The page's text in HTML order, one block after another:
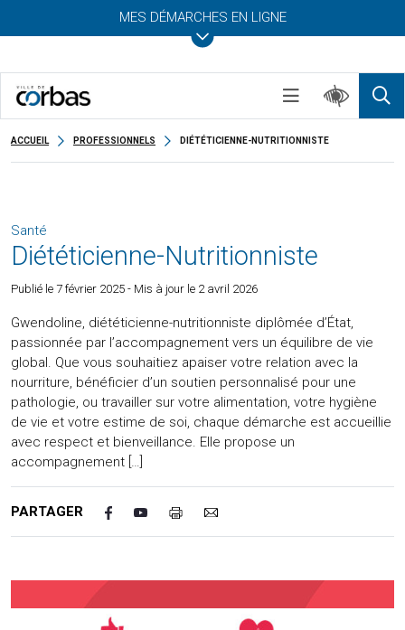
MES DÉMARCHES EN LIGNE
ACCUEIL PROFESSIONNELS DIÉTÉTICIENNE-NUTRITIONNISTE
Santé
Diététicienne-Nutritionniste
Publié le 7 février 2025 - Mis à jour le 2 avril 2026
Gwendoline, diététicienne-nutritionniste diplômée d’État,
passionnée par l’accompagnement vers un équilibre de vie
global. Que vous souhaitiez apaiser votre relation avec la
nourriture, bénéficier d’un soutien personnalisé pour une
pathologie, ou travailler sur votre alimentation, votre hygiène
de vie et votre estime de soi, chaque démarche est accueillie
avec respect et bienveillance. Elle propose un
accompagnement […]
PARTAGER